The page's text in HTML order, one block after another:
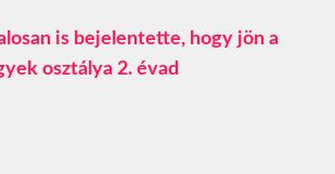
is bejelentette, hogy jön a
osztálya 2. évad